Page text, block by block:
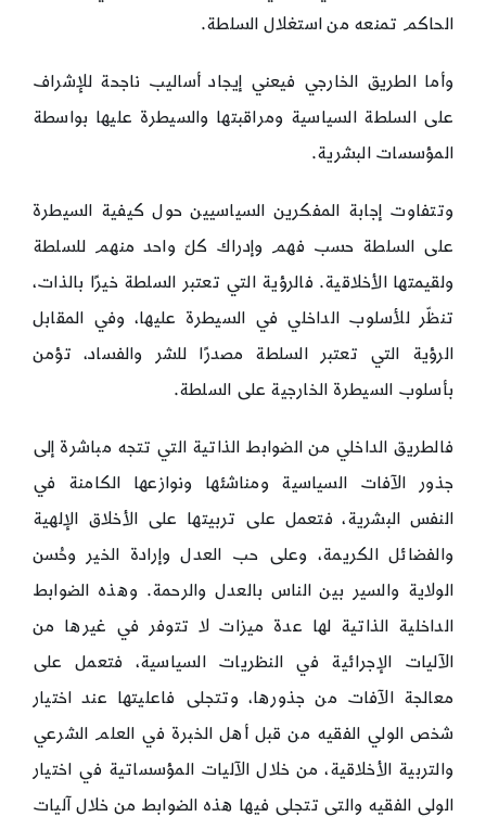
الحاكم تمنعه من استغلال السلطة.
وأما الطريق الخارجي فيعني إيجاد أساليب ناجحة للإشراف
على السلطة السياسية ومراقبتها والسيطرة عليها بواسطة
المؤسسات البشرية.
وتتفاوت إجابة المفكرين السياسيين حول كيفية السيطرة
على السلطة حسب فهم وإدراك كلّ واحد منهم للسلطة
ولقيمتها الأخلاقية. فالرؤية التي تعتبر السلطة خيرًا بالذات،
تنظّر للأسلوب الداخلي في السيطرة عليها، وفي المقابل
الرؤية التي تعتبر السلطة مصدرًا للشر والفساد، تؤمن
بأسلوب السيطرة الخارجية على السلطة.
فالطريق الداخلي من الضوابط الذاتية التي تتجه مباشرة إلى
جذور الآفات السياسية ومناشئها ونوازعها الكامنة في
النفس البشرية، فتعمل على تربيتها على الأخلاق الإلهية
والفضائل الكريمة، وعلى حب العدل وإرادة الخير وحُسن
الولاية والسير بين الناس بالعدل والرحمة. وهذه الضوابط
الداخلية الذاتية لها عدة ميزات لا تتوفر في غيرها من
الآليات الإجرائية في النظريات السياسية، فتعمل على
معالجة الآفات من جذورها، وتتجلى فاعليتها عند اختيار
شخص الولي الفقيه من قبل أهل الخبرة في العلم الشرعي
والتربية الأخلاقية، من خلال الآليات المؤسساتية في اختيار
الولي الفقيه والتي تتجلى فيها هذه الضوابط من خلال آليات